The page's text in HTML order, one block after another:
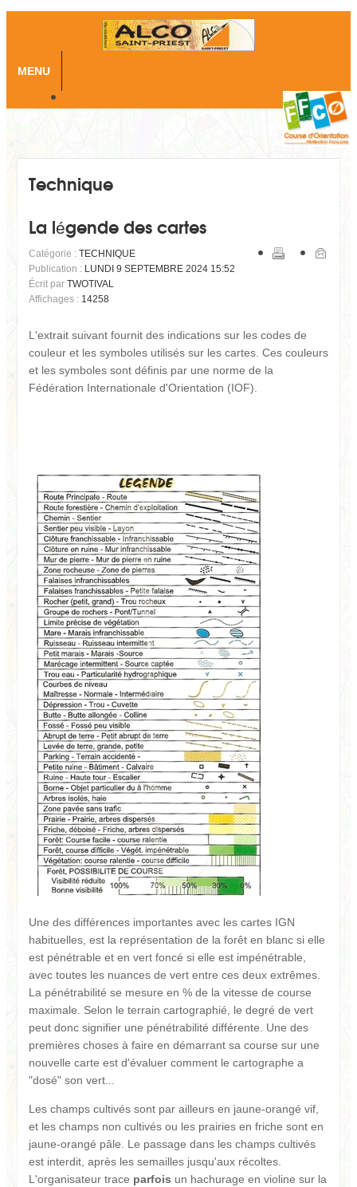
MENU
Technique
La légende des cartes
Catégorie : TECHNIQUE
Publication : LUNDI 9 SEPTEMBRE 2024 15:52
Écrit par TWOTIVAL
Affichages : 14258
L'extrait suivant fournit des indications sur les codes de
couleur et les symboles utilisés sur les cartes. Ces couleurs
et les symboles sont définis par une norme de la
Fédération Internationale d'Orientation (IOF).
Une des différences importantes avec les cartes IGN
habituelles, est la représentation de la forêt en blanc si elle
est pénétrable et en vert foncé si elle est impénétrable,
avec toutes les nuances de vert entre ces deux extrêmes.
La pénétrabilité se mesure en % de la vitesse de course
maximale. Selon le terrain cartographié, le degré de vert
peut donc signifier une pénétrabilité différente. Une des
premières choses à faire en démarrant sa course sur une
nouvelle carte est d'évaluer comment le cartographe a
"dosé" son vert...
Les champs cultivés sont par ailleurs en jaune-orangé vif,
et les champs non cultivés ou les prairies en friche sont en
jaune-orangé pâle. Le passage dans les champs cultivés
est interdit, après les semailles jusqu'aux récoltes.
L'organisateur trace parfois un hachurage en violine sur la